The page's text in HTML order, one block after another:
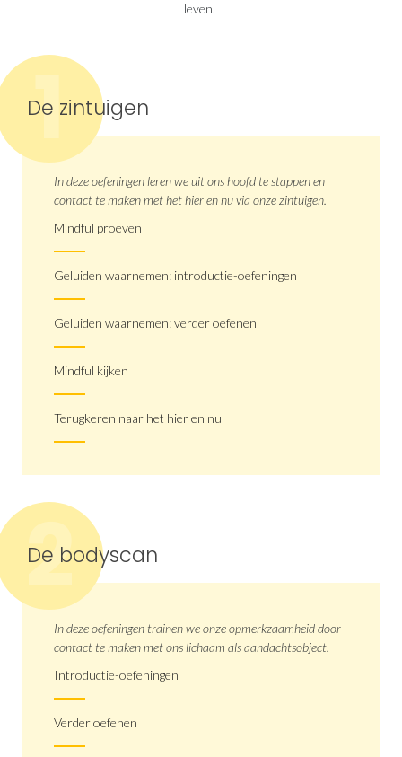
leven.
1
De zintuigen
In deze oefeningen leren we uit ons hoofd te stappen en
contact te maken met het hier en nu via onze zintuigen.
Mindful proeven
Geluiden waarnemen: introductie-oefeningen
Geluiden waarnemen: verder oefenen
Mindful kijken
Terugkeren naar het hier en nu
2
De bodyscan
In deze oefeningen trainen we onze opmerkzaamheid door
contact te maken met ons lichaam als aandachtsobject.
Introductie-oefeningen
Verder oefenen